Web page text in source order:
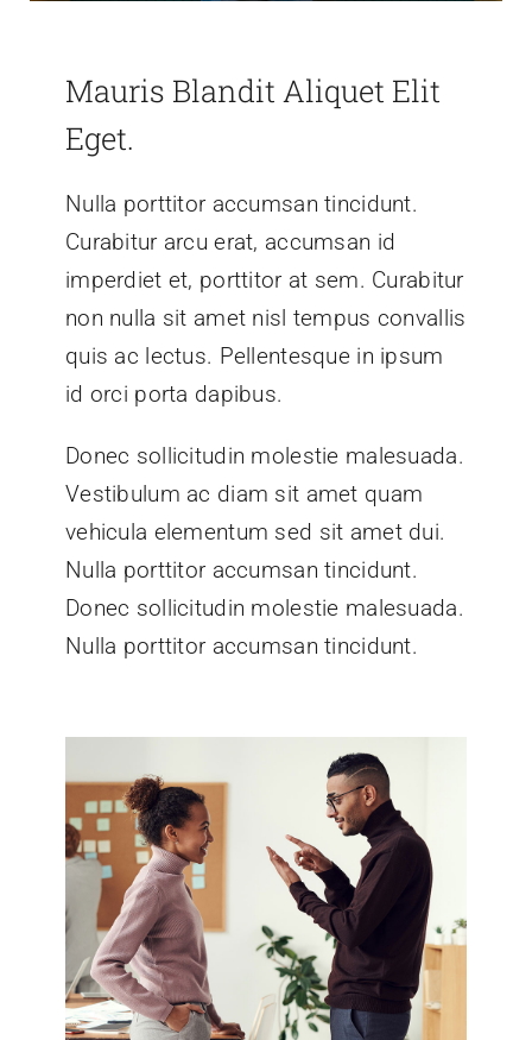
Mauris Blandit Aliquet Elit
Eget.
Nulla porttitor accumsan tincidunt.
Curabitur arcu erat, accumsan id
imperdiet et, porttitor at sem. Curabitur
non nulla sit amet nisl tempus convallis
quis ac lectus. Pellentesque in ipsum
id orci porta dapibus.
Donec sollicitudin molestie malesuada.
Vestibulum ac diam sit amet quam
vehicula elementum sed sit amet dui.
Nulla porttitor accumsan tincidunt.
Donec sollicitudin molestie malesuada.
Nulla porttitor accumsan tincidunt.